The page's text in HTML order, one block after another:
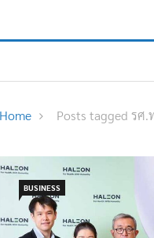
Home Posts tagged รศ
BUSINESS